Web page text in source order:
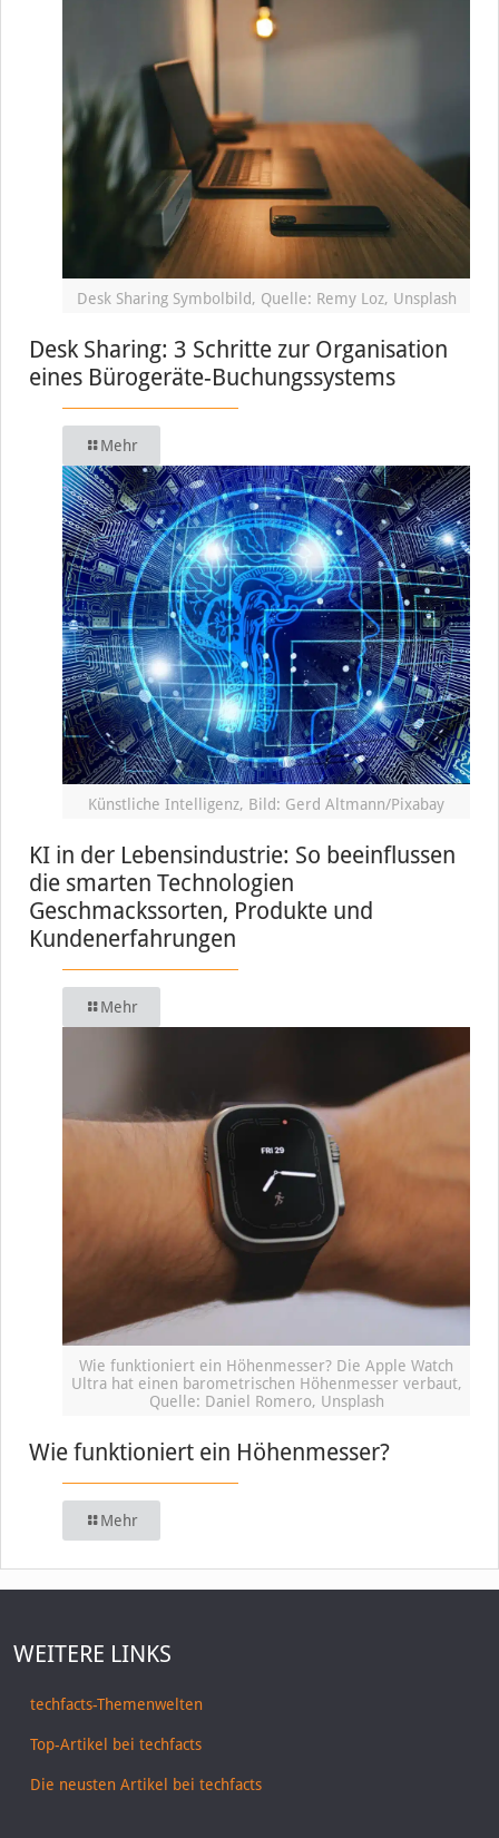
Desk Sharing Symbolbild, Quelle: Remy Loz, Unsplash
Desk Sharing: 3 Schritte zur Organisation
eines Bürogeräte-Buchungssystems
Mehr
Künstliche Intelligenz, Bild: Gerd Altmann/Pixabay
KI in der Lebensindustrie: So beeinflussen
die smarten Technologien
Geschmackssorten, Produkte und
Kundenerfahrungen
Mehr
Wie funktioniert ein Höhenmesser? Die Apple Watch
Ultra hat einen barometrischen Höhenmesser verbaut,
Quelle: Daniel Romero, Unsplash
Wie funktioniert ein Höhenmesser?
Mehr
WEITERE LINKS
techfacts-Themenwelten
Top-Artikel bei techfacts
Die neusten Artikel bei techfacts